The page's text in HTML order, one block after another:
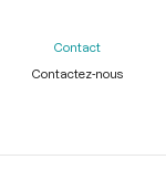
Contact
Contactez-nous